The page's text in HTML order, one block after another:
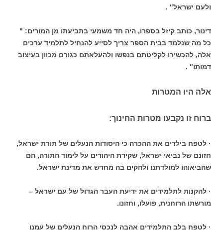
ולעם ישראל" .
דינור, כותב קיזל בספרו, היה חד משמעי בתביעתו מן המורים: "
כל מה שנלמד בבית הספר צריך לסייע להנחיל לתלמיד ערכים
אלה, להכשירו לקליטתם בנפשו ולהעלאתם כגורם מכוון בעיצוב
דמותו" .
אלה היו המטרות
ברוח זו נקבעו מטרות החינוך:
· לטפח בילדים את ההכרה כי היסודות הנעלים של תורת ישראל,
חזונם של נביאי ישראל, שקידת היהודים על לימוד התורה, הם
שהביאוהו למולדתנו ולהקים בה מחדש את מדינת ישראל.
· להקנות לתלמידים את ידיעת העבר הגדול של עם ישראל –
מורשתו הרוחנית, פועלו, וחזונו.
· לטפח בלב התלמידים אהבה לנכסי הרוח הנעלים של עמנו